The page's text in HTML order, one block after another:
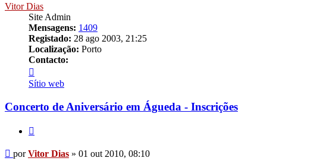
Vitor Dias
Site Admin
Mensagens: 1409
Registado: 28 ago 2003, 21:25
Localização: Porto
Contacto:
Vitor
Dias
Sítio web
Concerto de Aniversário em Águeda - Inscrições
Mensagem
porVitor Dias » 01 out 2010, 08:10